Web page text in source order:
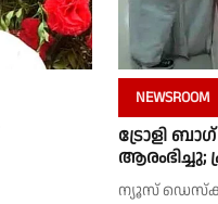
NEWSROOM
ട്രോളി
ആരംഭിച്ചു;
ന്യൂസ്